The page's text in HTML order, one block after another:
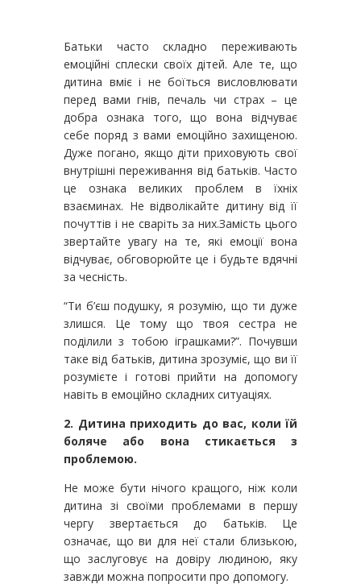
Батьки часто складно переживають
емоційні сплески своїх дітей. Але те, що
дитина вміє і не боїться висловлювати
перед вами гнів, печаль чи страх – це
добра ознака того, що вона відчуває
себе поряд з вами емоційно захищеною.
Дуже погано, якщо діти приховують свої
внутрішні переживання від батьків. Часто
це ознака великих проблем в їхніх
взаєминах. Не відволікайте дитину від її
почуттів і не сваріть за них.Замість цього
звертайте увагу на те, які емоції вона
відчуває, обговорюйте це і будьте вдячні
за чесність.
“Ти б’єш подушку, я розумію, що ти дуже
злишся. Це тому що твоя сестра не
поділили з тобою іграшками?”. Почувши
таке від батьків, дитина зрозуміє, що ви її
розумієте і готові прийти на допомогу
навіть в емоційно складних ситуаціях.
2. Дитина приходить до вас, коли їй
боляче або вона стикається з
проблемою.
Не може бути нічого кращого, ніж коли
дитина зі своїми проблемами в першу
чергу звертається до батьків. Це
означає, що ви для неї стали близькою,
що заслуговує на довіру людиною, яку
завжди можна попросити про допомогу.